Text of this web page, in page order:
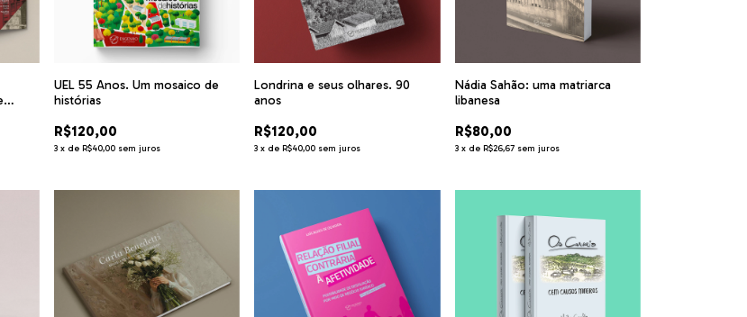
UEL 55 Anos. Um mosaico de
histórias
R$120,00
3 x de R$40,00 sem juros
Londrina e seus olhares. 90
anos
R$120,00
3 x de R$40,00 sem juros
Nádia Sahão: uma matriarca
libanesa
R$80,00
3 x de R$26,67 sem juros